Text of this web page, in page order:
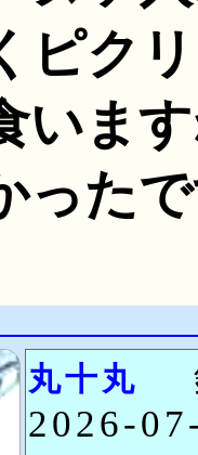
ピク
いま
った
丸十丸
2026-